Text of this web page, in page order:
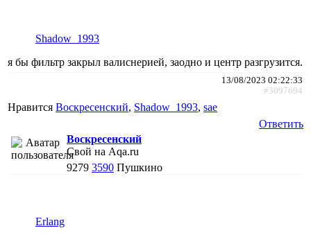
Shadow_1993
я бы фильтр закрыл валиснерией, заодно и центр разгрузится.
13/08/2023 02:22:33
#3097694
Нравится Воскресенский, Shadow_1993, sae
Ответить
Воскресенский
Свой на Aqa.ru
9279 3590 Пушкино
Erlang